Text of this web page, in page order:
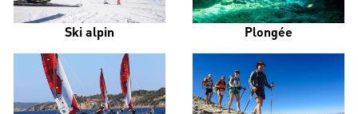
Ski alpin Plongée